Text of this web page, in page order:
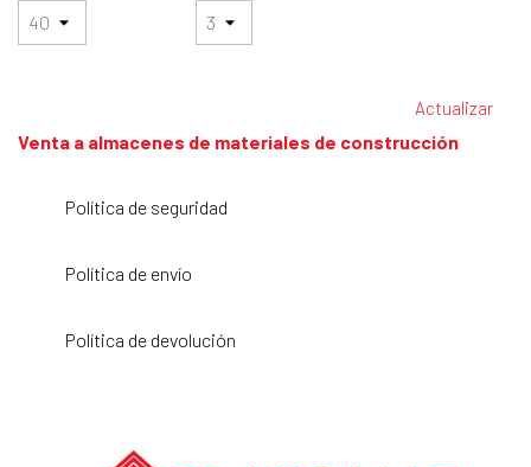
Venta a almacenes de materiales de construcción
Política de seguridad
Política de envío
Política de devolución